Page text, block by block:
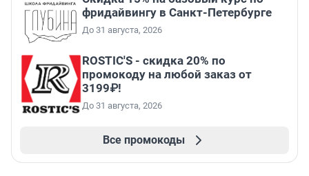
фридайвингу в Санкт-Петербурге
До 31 августа, 2026
ROSTIC'S - скидка 20% по
промокоду на любой заказ от
3199₽!
До 31 августа, 2026
Все промокоды